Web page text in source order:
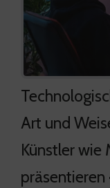
Art und
Künstler wie
präsentieren